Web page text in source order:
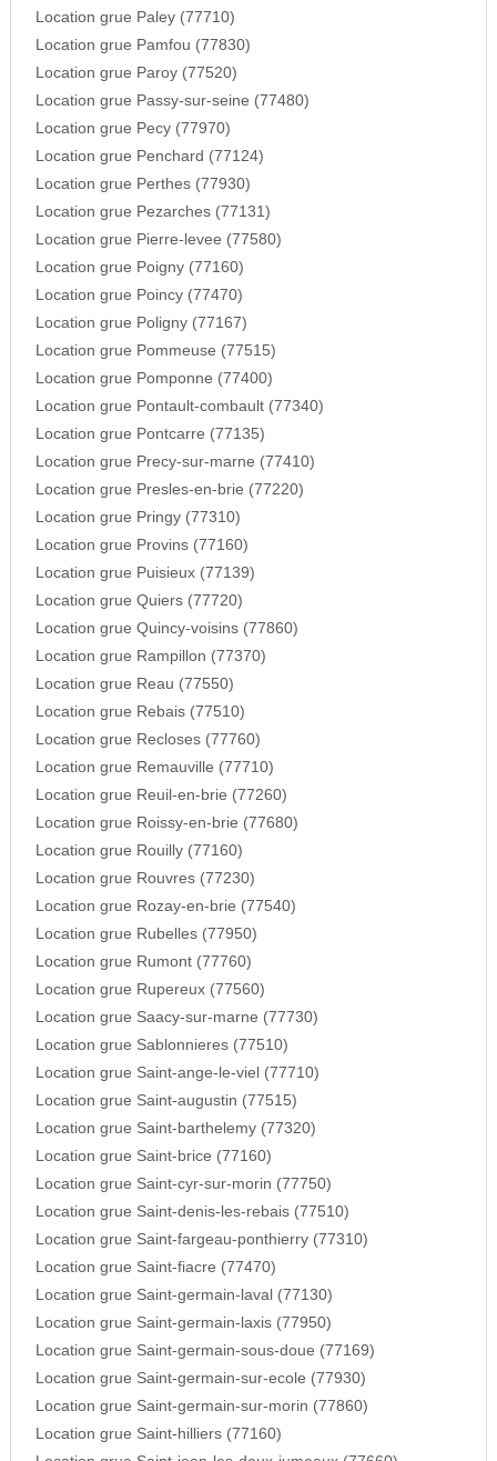
Location grue Paley (77710)
Location grue Pamfou (77830)
Location grue Paroy (77520)
Location grue Passy-sur-seine (77480)
Location grue Pecy (77970)
Location grue Penchard (77124)
Location grue Perthes (77930)
Location grue Pezarches (77131)
Location grue Pierre-levee (77580)
Location grue Poigny (77160)
Location grue Poincy (77470)
Location grue Poligny (77167)
Location grue Pommeuse (77515)
Location grue Pomponne (77400)
Location grue Pontault-combault (77340)
Location grue Pontcarre (77135)
Location grue Precy-sur-marne (77410)
Location grue Presles-en-brie (77220)
Location grue Pringy (77310)
Location grue Provins (77160)
Location grue Puisieux (77139)
Location grue Quiers (77720)
Location grue Quincy-voisins (77860)
Location grue Rampillon (77370)
Location grue Reau (77550)
Location grue Rebais (77510)
Location grue Recloses (77760)
Location grue Remauville (77710)
Location grue Reuil-en-brie (77260)
Location grue Roissy-en-brie (77680)
Location grue Rouilly (77160)
Location grue Rouvres (77230)
Location grue Rozay-en-brie (77540)
Location grue Rubelles (77950)
Location grue Rumont (77760)
Location grue Rupereux (77560)
Location grue Saacy-sur-marne (77730)
Location grue Sablonnieres (77510)
Location grue Saint-ange-le-viel (77710)
Location grue Saint-augustin (77515)
Location grue Saint-barthelemy (77320)
Location grue Saint-brice (77160)
Location grue Saint-cyr-sur-morin (77750)
Location grue Saint-denis-les-rebais (77510)
Location grue Saint-fargeau-ponthierry (77310)
Location grue Saint-fiacre (77470)
Location grue Saint-germain-laval (77130)
Location grue Saint-germain-laxis (77950)
Location grue Saint-germain-sous-doue (77169)
Location grue Saint-germain-sur-ecole (77930)
Location grue Saint-germain-sur-morin (77860)
Location grue Saint-hilliers (77160)